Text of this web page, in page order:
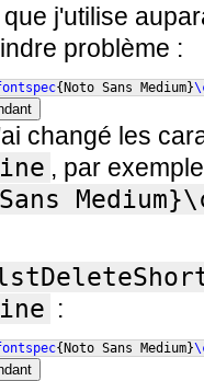
que j'utilise
problème :
{ Noto Sans Medium}
changé les
, par
:
{ Noto Sans Medium}